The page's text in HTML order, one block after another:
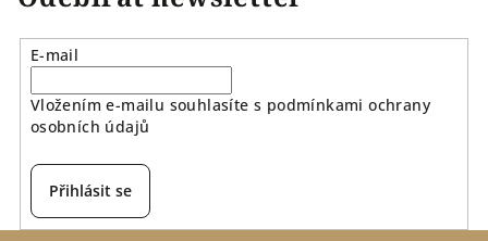
E-mail
Vložením e-mailu souhlasíte s podmínkami ochrany
osobních údajů
Přihlásit se